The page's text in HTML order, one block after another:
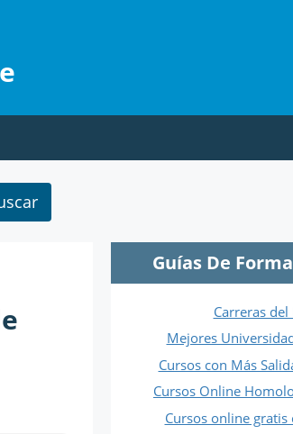
Guías De
Carreras
Mejores
Cursos con Más
Cursos Online
Cursos online